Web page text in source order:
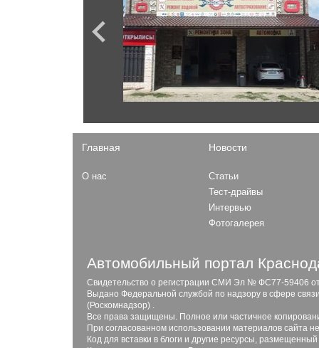
Explorer
Fiesta
Expedition
27527 Соболь 4x4
Honda
Rogue
Terrano
Almera
Skyline
Murano
Patrol
Mokka
Peugeot
208
508
Главная
О нас
Новости
Статьи
Тест-драйвы
Интервью
Фотогалерея
Автомобильный портал
Свидетельство о регистрации СМИ Эл № ФС77-59406 от
Выдано Федеральной службой по надзору в сфере
(Роскомнадзор) .
Все права защищены. Полное или частичное
При согласованном использовании материалов сайта
Код для вставки в блоги и другие ресурсы,